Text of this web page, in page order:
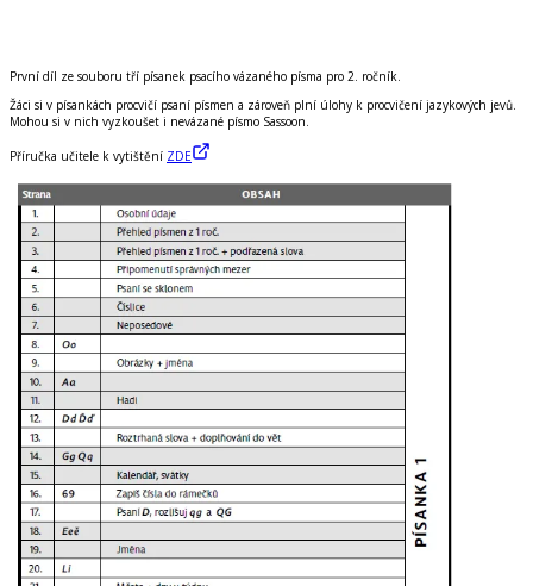
První díl ze souboru tří písanek psacího vázaného písma pro 2. ročník.
Žáci si v písankách procvičí psaní písmen a zároveň plní úlohy k procvičení jazykových jevů.
Mohou si v nich vyzkoušet i nevázané písmo Sassoon.
Příručka učitele k vytištění ZDE